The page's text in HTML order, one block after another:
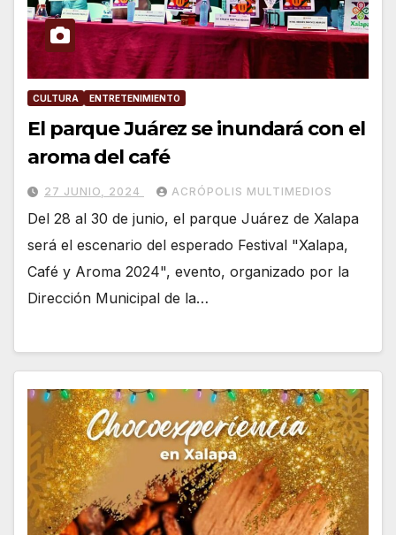
CULTURA ENTRETENIMIENTO
El parque Juárez se inundará con el
aroma del café
27 JUNIO, 2024 ACRÓPOLIS MULTIMEDIOS
Del 28 al 30 de junio, el parque Juárez de Xalapa
será el escenario del esperado Festival "Xalapa,
Café y Aroma 2024", evento, organizado por la
Dirección Municipal de la…